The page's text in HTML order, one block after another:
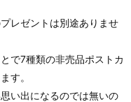
レゼントは別途ありませ
で7種類の非売品ポストカ
す。
い出になるのでは無いの